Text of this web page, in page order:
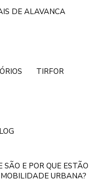
DE ALAVANCA
TIRFOR
SÃO E POR QUE ESTÃO
URBANA?